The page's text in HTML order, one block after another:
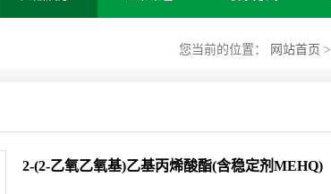
您当前的位置： 网站首页 >
2-(2-乙氧乙氧基)乙基丙烯酸酯(含稳定剂MEHQ)